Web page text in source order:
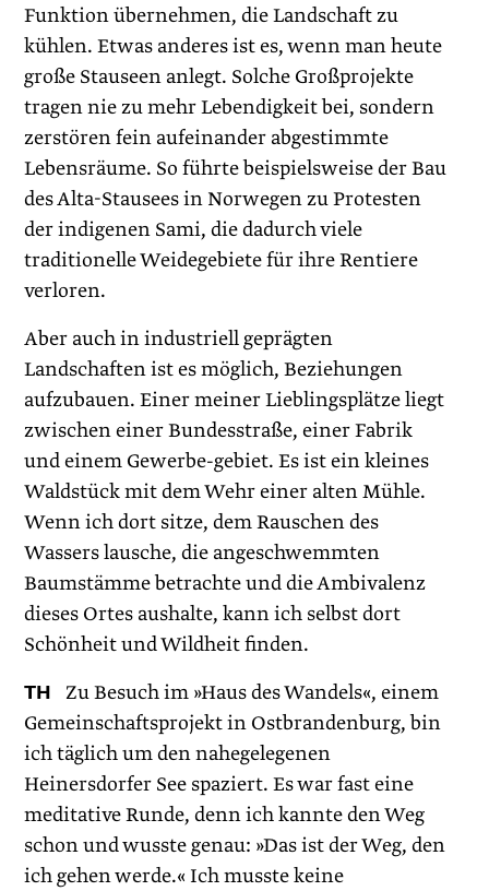
Funktion übernehmen, die Landschaft zu
kühlen. Etwas anderes ist es, wenn man heute
große Stauseen anlegt. Solche Großprojekte
tragen nie zu mehr Lebendigkeit bei, sondern
zerstören fein aufeinander abgestimmte
Lebensräume. So führte beispielsweise der Bau
des Alta-Stausees in Norwegen zu Protesten
der indigenen Sami, die dadurch viele
traditionelle Weidegebiete für ihre Rentiere
verloren.
Aber auch in industriell geprägten
Landschaften ist es möglich, Beziehungen
aufzubauen. Einer meiner Lieblingsplätze liegt
zwischen einer Bundesstraße, einer Fabrik
und einem Gewerbe-gebiet. Es ist ein kleines
Waldstück mit dem Wehr einer alten Mühle.
Wenn ich dort sitze, dem Rauschen des
Wassers lausche, die angeschwemmten
Baumstämme betrachte und die Ambivalenz
dieses Ortes aushalte, kann ich selbst dort
Schönheit und Wildheit finden.
TH Zu Besuch im »Haus des Wandels«, einem
Gemeinschaftsprojekt in Ostbrandenburg, bin
ich täglich um den nahegelegenen
Heinersdorfer See spaziert. Es war fast eine
meditative Runde, denn ich kannte den Weg
schon und wusste genau: »Das ist der Weg, den
ich gehen werde.« Ich musste keine